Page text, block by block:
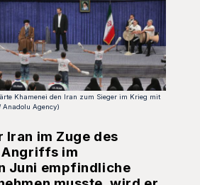
Khamenei den Iran zum Sieger im Krieg mit
Anadolu Agency)
Iran im Zuge des
im
Juni empfindliche